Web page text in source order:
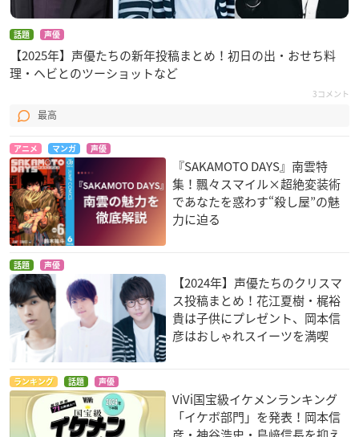
話題 声優
【2025年】声優たちの新年投稿まとめ！初日の出・おせち料
理・ヘビとのツーショットなど
3コメント
最高
アニメ マンガ 声優
『SAKAMOTO DAYS』南雲特
集！飄々スマイル×超絶変装術
であなたを惑わす“殺し屋”の魅
力に迫る
話題 声優
【2024年】声優たちのクリスマ
ス投稿まとめ！花江夏樹・梶裕
貴は子供にプレゼント、岡本信
彦はおしゃれスイーツを満喫
ランキング 話題 声優
ViVi国宝級イケメンランキング
「イケボ部門」を発表！岡本信